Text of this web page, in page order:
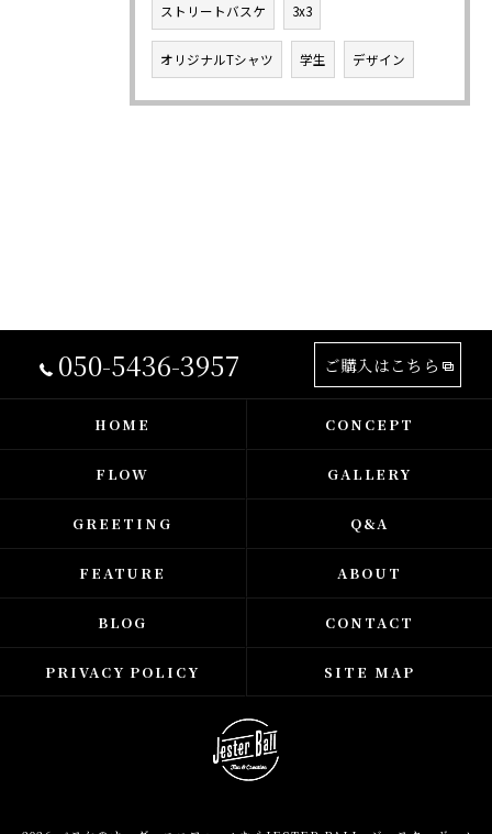
ストリートバスケ 3x3
オリジナルTシャツ 学生 デザイン
050-5436-3957 ご購入はこちら
HOME CONCEPT
FLOW GALLERY
GREETING Q&A
FEATURE ABOUT
BLOG CONTACT
PRIVACY POLICY SITE MAP